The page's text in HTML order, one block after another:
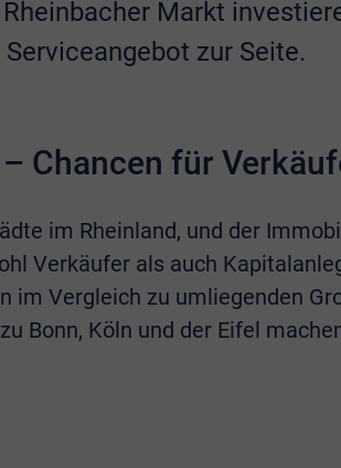
Markt
zur Seite.
Chancen für
im Rheinland, und der
Verkäufer als auch
im Vergleich zu umliegenden
Bonn, Köln und der Eifel